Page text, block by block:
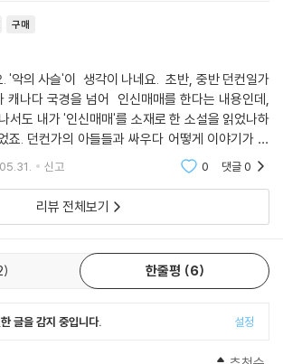
구매
'악의 사슬'이 생각이 나네요. 초반, 중반 던컨일가
캐나다 국경을 넘어 인신매매를 한다는 내용인데,
서도 내가 '인신매매'를 소재로 한 소설을 읽었나하
죠. 던컨가의 아들들과 싸우다 어떻게 이야기가 인
이 가물가물 하네요. 이야기가 좀 길어서(내가 읽
신고 0 댓글0
리뷰 전체보기
한줄평 6
글을 감지 중입니다. 설정